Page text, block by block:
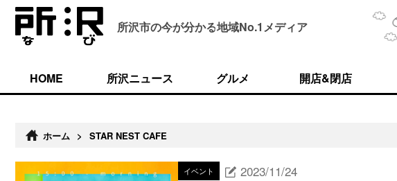
所沢市の今が分かる地域No.1メディア
HOME 所沢ニュース グルメ 開店&閉店
ホーム > STAR NEST CAFE
イベント 2023/11/24